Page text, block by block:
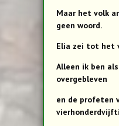
Maar het volk
geen woord.
Elia zei tot het
Alleen ik ben
overgebleven
en de profeten